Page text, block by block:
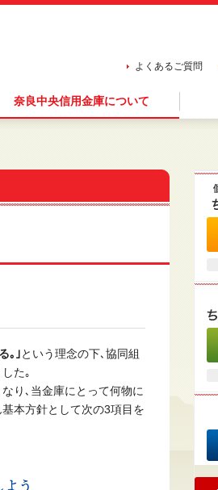
よくあるご質問
奈良中央信用金庫について
｡｣という理念の下､協同組
た｡
り､当金庫にとって何物に
本方針として次の3項目を